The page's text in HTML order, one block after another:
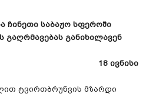
ჩინეთი საბაჟო სფეროში
გაღრმავებას განიხილავენ
18 ივნისი
ტვირთბრუნვის მზარდი